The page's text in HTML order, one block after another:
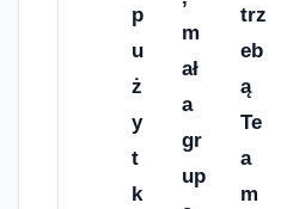
p
u
ż
y
t
k
m
ał
a
gr
up
trz
eb
ą
Te
a
m